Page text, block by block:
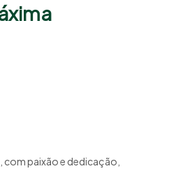
paixão e dedicação,